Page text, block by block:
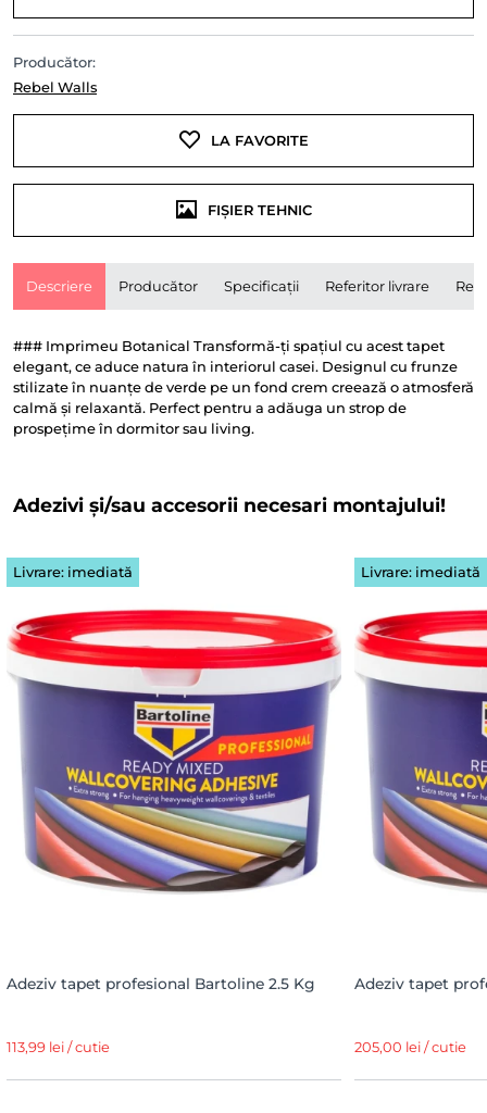
Producător:
Rebel Walls
LA FAVORITE
FIȘIER TEHNIC
Descriere Producător Specificații Referitor livrare
### Imprimeu Botanical Transformă-ți spațiul cu acest tapet
elegant, ce aduce natura în interiorul casei. Designul cu frunze
stilizate în nuanțe de verde pe un fond crem creează o atmosferă
calmă și relaxantă. Perfect pentru a adăuga un strop de
prospețime în dormitor sau living.
Adezivi și/sau accesorii necesari montajului!
Livrare: imediată
Adeziv tapet profesional Bartoline 2.5 Kg
113,99 lei / cutie
Livrare: imediată
Adeziv tapet
205,00 lei / cutie